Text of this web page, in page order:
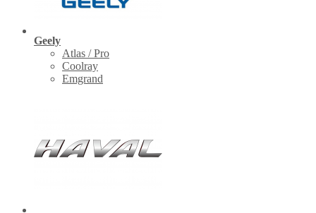
Geely
Atlas / Pro
Coolray
Emgrand